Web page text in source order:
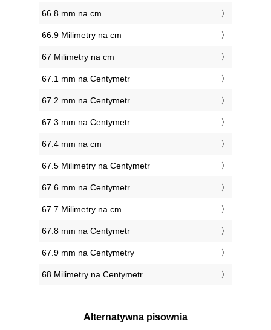
66.8 mm na cm
66.9 Milimetry na cm
67 Milimetry na cm
67.1 mm na Centymetr
67.2 mm na Centymetr
67.3 mm na Centymetr
67.4 mm na cm
67.5 Milimetry na Centymetr
67.6 mm na Centymetr
67.7 Milimetry na cm
67.8 mm na Centymetr
67.9 mm na Centymetry
68 Milimetry na Centymetr
Alternatywna pisownia